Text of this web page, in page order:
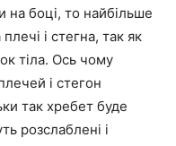
на боці, то найбільше
і стегна, так як
тіла. Ось чому
і стегон
так хребет буде
розслаблені і